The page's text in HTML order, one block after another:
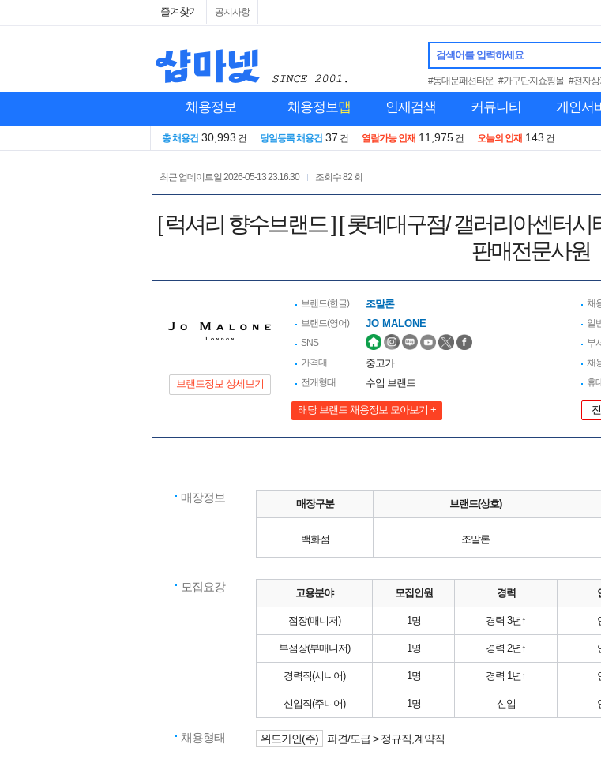
즐겨찾기 공지사항
검색어를 입력하세요
#동대문패션타운 #가구단지쇼핑몰 #전자
채용정보 채용정보맵 인재검색 커뮤니티 개인서
총 채용건 30,993 건 당일등록 채용건 37 건 열람가능 인재 11,975 건 오늘의 인재 143 건
최근 업데이트일 2026-05-13 23:16:30 조회수82 회
[ 럭셔리 향수브랜드 ] [ 롯데대구점/ 갤러리아센터
판매전문사원
브랜드정보 상세보기
브랜드(한글) 조말론
브랜드(영어) JO MALONE
SNS
가격대
중고가
전개형태 수입 브랜드
해당 브랜드 채용정보 모아보기 +
채
일
부
채
휴
매장정보 매장구분 브랜드(상호)
백화점 조말론
모집요강 고용분야 모집인원 경력
점장(매니저) 1명 경력 3년↑
부점장(부매니저) 1명 경력 2년↑
경력직(시니어) 1명 경력 1년↑
신입직(주니어) 1명 신입
채용형태 위드가인(주) 파견/도급 > 정규직,계약직